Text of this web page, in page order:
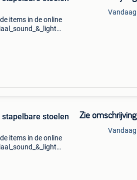
items in de online
Vandaag
stoelen
items in de online
Zie omschrijving
Vandaag